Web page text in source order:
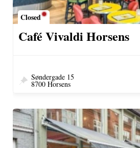
Closed
Café Vivaldi Horsens
Søndergade 15
8700 Horsens